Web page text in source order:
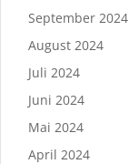
September 2024
August 2024
Juli 2024
Juni 2024
Mai 2024
April 2024